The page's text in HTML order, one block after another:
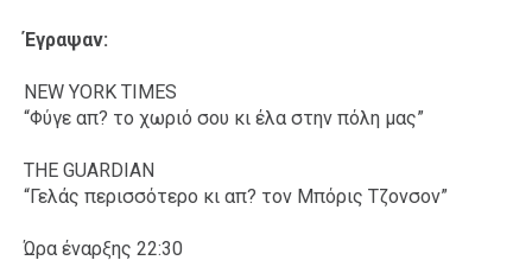
Έγραψαν:
NEW YORK TIMES
“Φύγε απ? το χωριό σου κι έλα στην πόλη μας”
THE GUARDIAN
“Γελάς περισσότερο κι απ? τον Μπόρις Τζονσον”
Ώρα έναρξης 22:30